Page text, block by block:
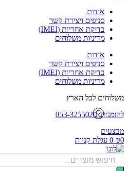
אודות
סניפים ויצירת קשר
בדיקת אחריות (IMEI)
מדיניות משלוחים
אודות
סניפים ויצירת קשר
בדיקת אחריות (IMEI)
מדיניות משלוחים
לכל הארץ
053-3255020
0 עגלת קניות